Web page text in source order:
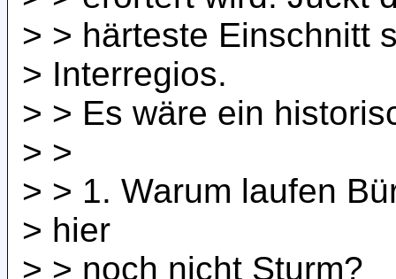
> > härteste Einschnitt
> Interregios.
> > Es wäre ein
> >
> > 1. Warum laufen
> hier
> > noch nicht Sturm?